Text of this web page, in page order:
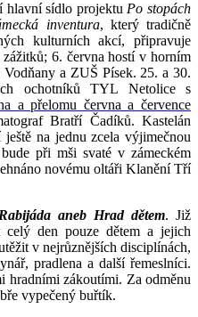
hlavní sídlo projektu Po stopách
inventura, který tradičně
kulturních akcí, připravuje
6. června hostí v horním
a ZUŠ Písek. 25. a 30.
ochotníků TYL Netolice s
a přelomu června a července
Bratří Čadíků. Kastelán
na jednu zcela výjimečnou
při mši svaté v zámeckém
novému oltáři Klanění Tří
Rabijáda aneb Hrad dětem. Již
celý den pouze dětem a jejich
v nejrůznějších disciplínách,
pradlena a další řemeslníci.
hradními zákoutími. Za odměnu
vypečený buřtík.